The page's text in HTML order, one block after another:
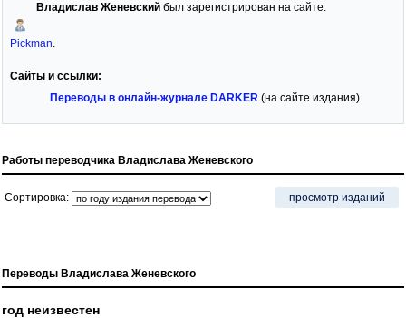
Владислав Женевскийбыл зарегистрирован на сайте:
Pickman.
Сайты и ссылки:
Переводы в онлайн-журнале DARKER(на сайте издания)
Работы переводчика Владислава Женевского
Сортировка: просмотр изданий
Переводы Владислава Женевского
год неизвестен